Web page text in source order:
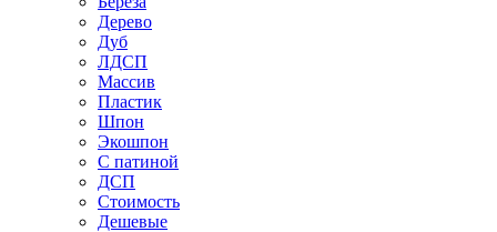
Дерево
Дуб
ЛДСП
Массив
Пластик
Шпон
Экошпон
С патиной
ДСП
Стоимость
Дешевые